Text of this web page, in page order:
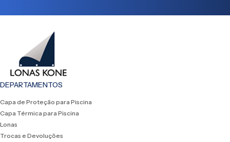
DEPARTAMENTOS
Capa de Proteção para Piscina
Capa Térmica para Piscina
Lonas
Trocas e Devoluções